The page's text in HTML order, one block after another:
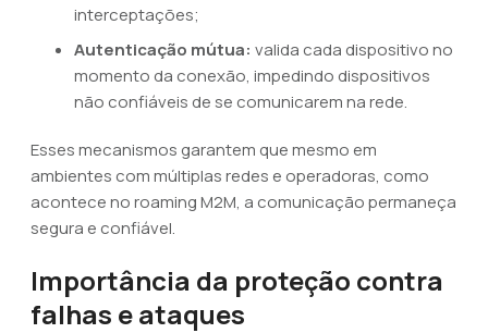
interceptações;
Autenticação mútua: valida cada dispositivo no
momento da conexão, impedindo dispositivos
não confiáveis de se comunicarem na rede.
Esses mecanismos garantem que mesmo em
ambientes com múltiplas redes e operadoras, como
acontece no roaming M2M, a comunicação permaneça
segura e confiável.
Importância da proteção contra
falhas e ataques